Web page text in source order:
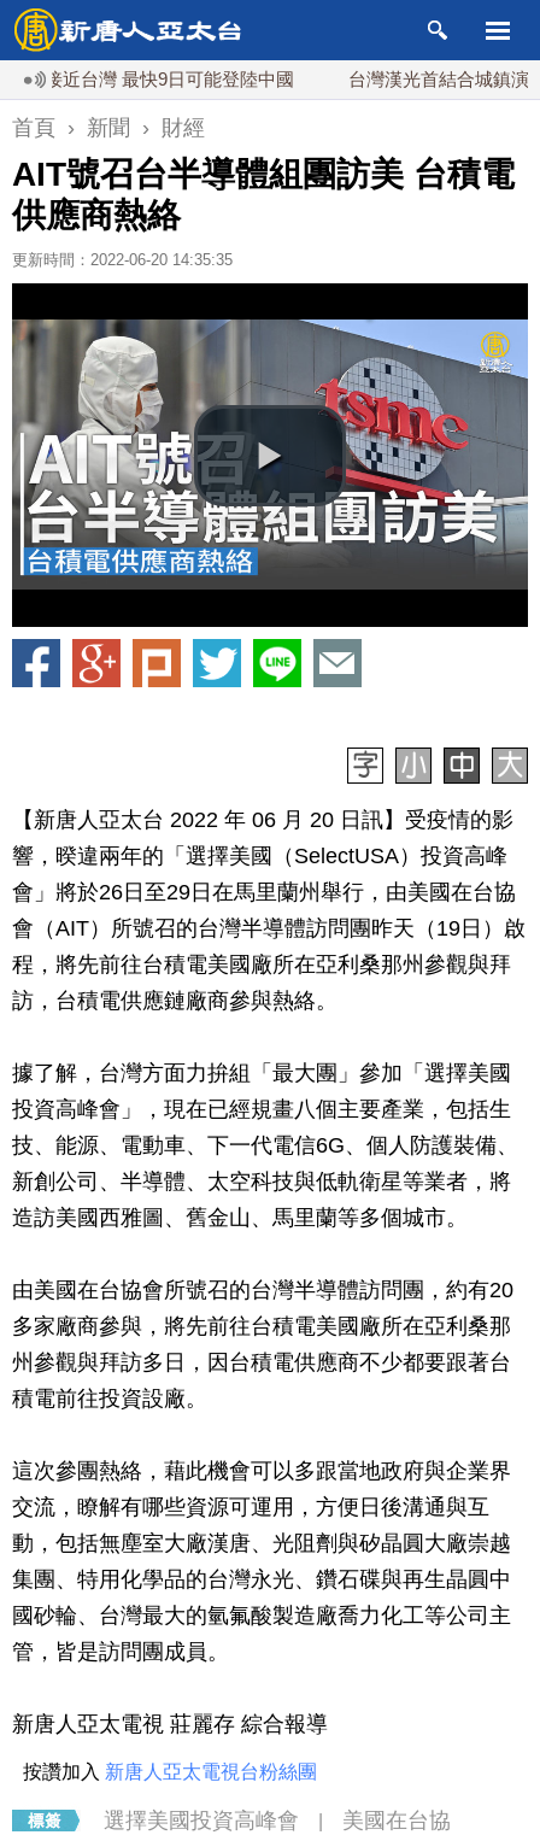
近台灣 最快9日可能登陸中國 台灣漢光首結合城鎮演習
首頁 › 新聞 › 財經
AIT號召台半導體組團訪美 台積電
供應商熱絡
更新時間：2022-06-20 14:35:35
【新唐人亞太台 2022 年 06 月 20 日訊】 受疫情的影
響，暌違兩年的「選擇美國（SelectUSA）投資高峰
會」將於26日至29日在馬里蘭州舉行，由美國在台協
會（AIT）所號召的台灣半導體訪問團昨天（19日）啟
程，將先前往台積電美國廠所在亞利桑那州參觀與拜
訪，台積電供應鏈廠商參與熱絡。
據了解，台灣方面力拚組「最大團」參加「選擇美國
投資高峰會」，現在已經規畫八個主要產業，包括生
技、能源、電動車、下一代電信6G、個人防護裝備、
新創公司、半導體、太空科技與低軌衛星等業者，將
造訪美國西雅圖、舊金山、馬里蘭等多個城市。
由美國在台協會所號召的台灣半導體訪問團，約有20
多家廠商參與，將先前往台積電美國廠所在亞利桑那
州參觀與拜訪多日，因台積電供應商不少都要跟著台
積電前往投資設廠。
這次參團熱絡，藉此機會可以多跟當地政府與企業界
交流，瞭解有哪些資源可運用，方便日後溝通與互
動，包括無塵室大廠漢唐、光阻劑與矽晶圓大廠崇越
集團、特用化學品的台灣永光、鑽石碟與再生晶圓中
國砂輪、台灣最大的氫氟酸製造廠喬力化工等公司主
管，皆是訪問團成員。
新唐人亞太電視 莊麗存 綜合報導
按讚加入 新唐人亞太電視台粉絲團
選擇美國投資高峰會
美國在台協